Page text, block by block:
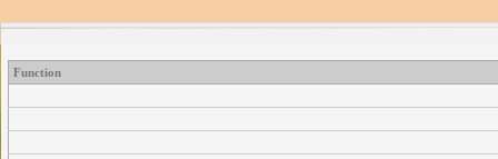
Function